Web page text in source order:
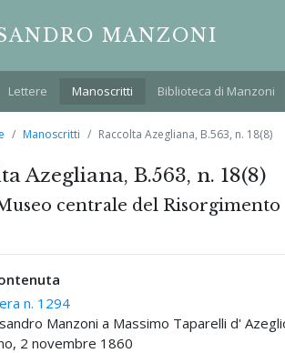
MANZONI
Lettere Manoscritti Biblioteca di Manzoni
Manoscritti Raccolta Azegliana, B.563, n. 18(8)
Azegliana, B.563, n. 18(8)
centrale del Risorgimento
n. 1294
Manzoni a Massimo Taparelli d'
2 novembre 1860